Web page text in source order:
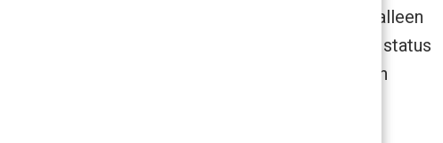
verder door de actuele stand van zaken niet alleen
ook in e-mails aan klanten. Lezers zien de status
van de e-mail, ook als dit betekent dat een